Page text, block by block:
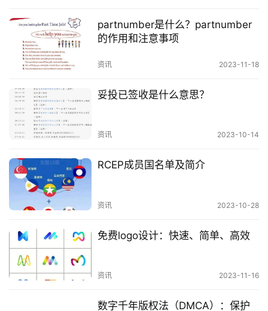
专利可以保护创新成果，防止他人侵权。
专利可以获得经济利益，通过许可他人使用专
利，可以获得专利使用费。
专利可以提升企业形象，提高产品的市场竞争
力。
专利申请人可以向国家知识产权局提出专利申请。专
利申请程序包括：
提交专利申请文件。
缴纳专利申请费。
形式审查。
partnumber是什么？partnumber
的作用和注意事项
资讯 2023-11-18
妥投已签收是什么意思？
资讯 2023-10-14
RCEP成员国名单及简介
资讯 2023-10-28
免费logo设计：快速、简单、高效
资讯 2023-11-16
数字千年版权法（DMCA）：保护